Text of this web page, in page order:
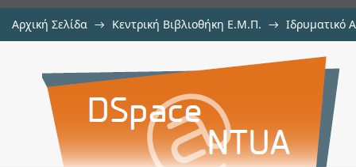
Αρχική Σελίδα → Κεντρική Βιβλιοθήκη Ε.Μ.Π. → Ιδρυματικό
Σχεδιασμός δωδεκαώροφου
τους ευρωκώδικες βάσει